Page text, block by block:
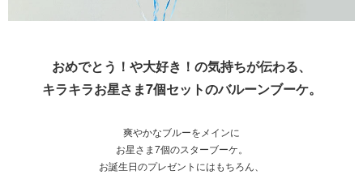
おめでとう！や大好き！の気持ちが伝わる、
キラキラお星さま7個セットのバルーンブーケ。
爽やかなブルーをメインに
お星さま7個のスターブーケ。
お誕生日のプレゼントにはもちろん、